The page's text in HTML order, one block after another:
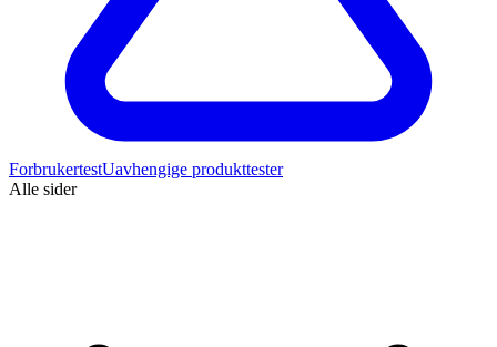
ForbrukertestUavhengige produkttester
Alle sider